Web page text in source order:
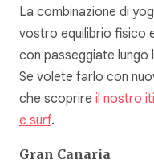
La combinazione di
vostro equilibrio fisico
con passeggiate
Se volete farlo con
che scoprire il nostro
e surf.
Gran Canaria